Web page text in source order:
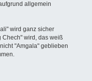
allgemein
wird ganz sicher
Chech" wird, das weiß
"Amgala" geblieben